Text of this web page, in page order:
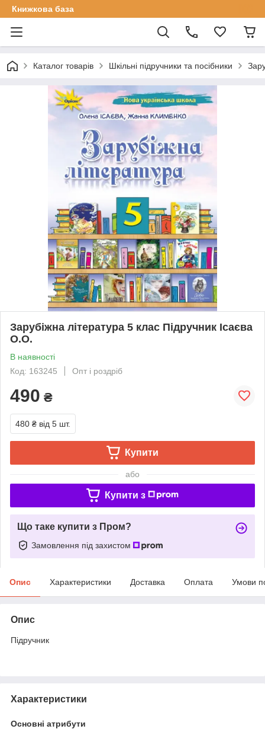
Книжкова база
Каталог товарів Шкільні підручники та посібники
Зарубіжна література 5 клас Підручник Ісаєва
О.О.
В наявності
Код: 163245
Опт і роздріб
490 ₴
480 ₴ від 5 шт.
Купити
або
Купити з
Що таке купити з Пром?
Замовлення під захистом
Опис Характеристики Доставка Оплата Умови
Опис
Підручник
Характеристики
Основні атрибути